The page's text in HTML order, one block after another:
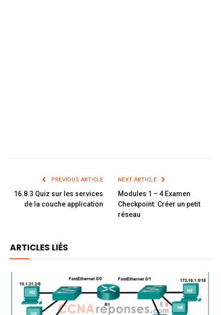
PREVIOUS ARTICLE
16.8.3 Quiz sur les services
de la couche application
NEXT ARTICLE
Modules 1 – 4 Examen
Checkpoint: Créer un petit
réseau
ARTICLES LIÉS